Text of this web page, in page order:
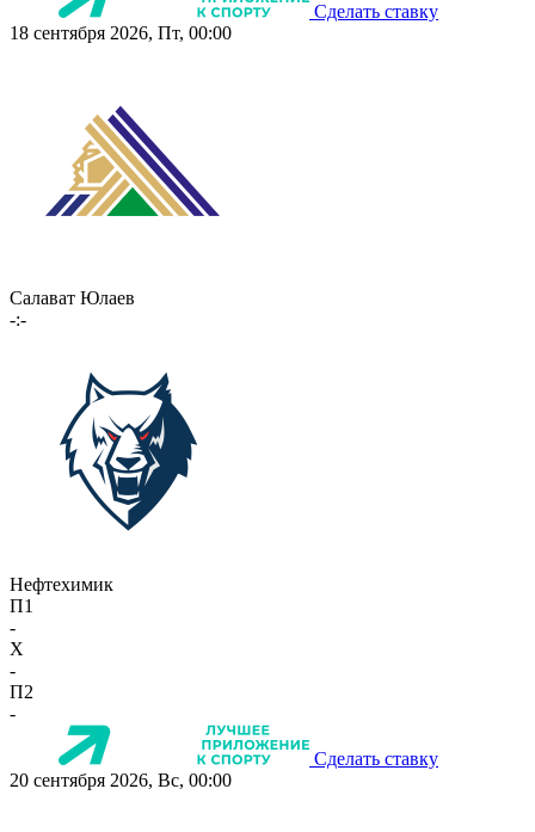
Сделать ставку
18 сентября 2026, Пт, 00:00
Салават Юлаев
-:-
Нефтехимик
П1
-
X
-
П2
-
Сделать ставку
20 сентября 2026, Вс, 00:00